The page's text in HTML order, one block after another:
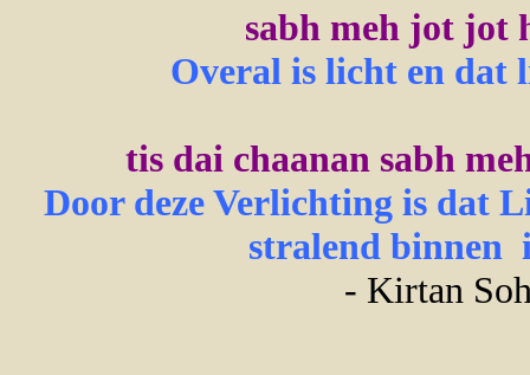
sabh meh jot jot
Overal is licht en dat
tis dai chaanan sabh
Door deze Verlichting is dat
stralend binnen
- Kirtan